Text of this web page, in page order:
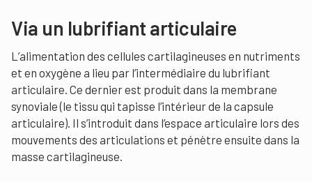
Via un lubrifiant articulaire
L’alimentation des cellules cartilagineuses en nutriments
et en oxygène a lieu par l’intermédiaire du lubrifiant
articulaire. Ce dernier est produit dans la membrane
synoviale (le tissu qui tapisse l’intérieur de la capsule
articulaire). Il s’introduit dans l’espace articulaire lors des
mouvements des articulations et pénètre ensuite dans la
masse cartilagineuse.